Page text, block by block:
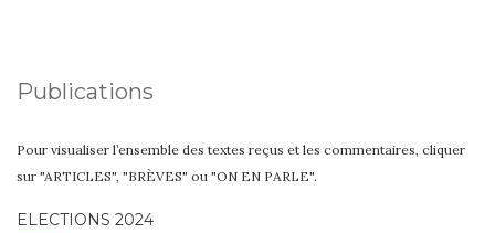
Publications
Pour visualiser l’ensemble des textes reçus et les commentaires, cliquer
sur "ARTICLES", "BRÈVES" ou "ON EN PARLE".
ELECTIONS 2024